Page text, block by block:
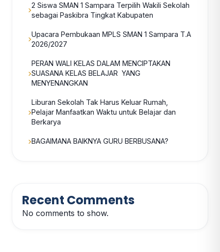
2 Siswa SMAN 1 Sampara Terpilih Wakili Sekolah
sebagai Paskibra Tingkat Kabupaten
Upacara Pembukaan MPLS SMAN 1 Sampara T.A
2026/2027
PERAN WALI KELAS DALAM MENCIPTAKAN
SUASANA KELAS BELAJAR YANG
MENYENANGKAN
Liburan Sekolah Tak Harus Keluar Rumah,
Pelajar Manfaatkan Waktu untuk Belajar dan
Berkarya
BAGAIMANA BAIKNYA GURU BERBUSANA?
Recent Comments
No comments to show.